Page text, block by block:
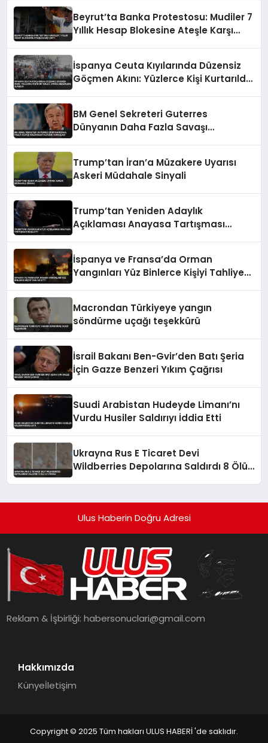
Beyrut’ta Banka Protestosu: Mudiler 7
Yıllık Hesap Blokesine Ateşle Karşı
İspanya Ceuta Kıyılarında Düzensiz
Göçmen Akını: Yüzlerce Kişi Kurtarıldı,
BM Genel Sekreteri Guterres
Dünyanın Daha Fazla Savaşı
Trump’tan İran’a Müzakere Uyarısı
Askeri Müdahale Sinyali
Trump’tan Yeniden Adaylık
Açıklaması Anayasa Tartışması
İspanya ve Fransa’da Orman
Yangınları Yüz Binlerce Kişiyi Tahliye
Macrondan Türkiyeye yangın
söndürme uçağı teşekkürü
İsrail Bakanı Ben-Gvir’den Batı Şeria
İçin Gazze Benzeri Yıkım Çağrısı
Suudi Arabistan Hudeyde Limanı’nı
Vurdu Husiler Saldırıyı İddia Etti
Ukrayna Rus E Ticaret Devi
Wildberries Depolarına Saldırdı 8 Ölü
Ulus Haberin Doğru Adresi
Reklam & İşbirliği:habersonuclari@gmail.com
Hakkımızda
Künyeİletişim
Copyright © 2025 Tüm hakları ULUS HABERİ 'de saklıdır.